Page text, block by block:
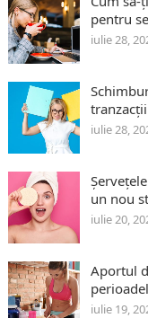
pentru
iulie 28,
iulie 28,
un nou
iulie 20,
Aportul
iulie 19,